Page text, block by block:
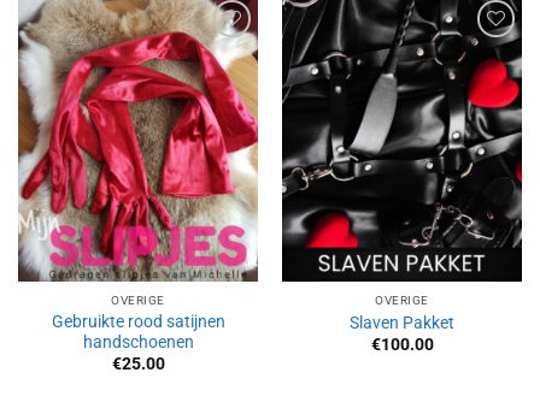
Aan
verlanglijst
toevoegen
OVERIGE
Gebruikte rood satijnen
handschoenen
€25.00
Aan
verlanglijst
toevoegen
OVERIGE
Slaven Pakket
€100.00